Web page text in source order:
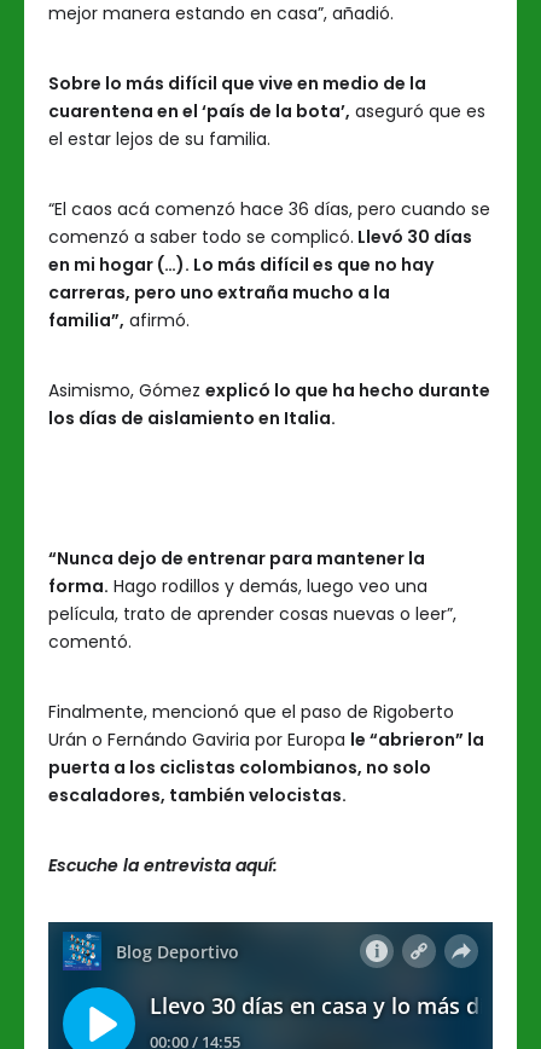
mejor manera estando en casa”, añadió.
Sobre lo más difícil que vive en medio de la
cuarentena en el ‘país de la bota’, aseguró que es
el estar lejos de su familia.
“El caos acá comenzó hace 36 días, pero cuando se
comenzó a saber todo se complicó. Llevó 30 días
en mi hogar (…). Lo más difícil es que no hay
carreras, pero uno extraña mucho a la
familia”, afirmó.
Asimismo, Gómez explicó lo que ha hecho durante
los días de aislamiento en Italia.
“Nunca dejo de entrenar para mantener la
forma. Hago rodillos y demás, luego veo una
película, trato de aprender cosas nuevas o leer”,
comentó.
Finalmente, mencionó que el paso de Rigoberto
Urán o Fernándo Gaviria por Europa le “abrieron” la
puerta a los ciclistas colombianos, no solo
escaladores, también velocistas.
Escuche la entrevista aquí: